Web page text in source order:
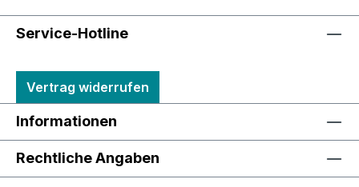
Service-Hotline
Vertrag widerrufen
Informationen
Rechtliche Angaben